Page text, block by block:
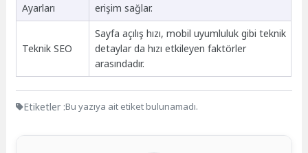
Ayarları
erişim sağlar.
Teknik SEO
Sayfa açılış hızı, mobil uyumluluk gibi teknik
detaylar da hızı etkileyen faktörler
arasındadır.
Etiketler :Bu yazıya ait etiket bulunamadı.